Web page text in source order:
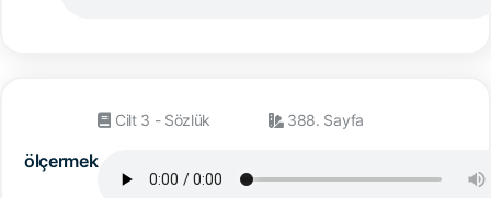
ölçermek
Cilt 3 - Sözlük 388. Sayfa